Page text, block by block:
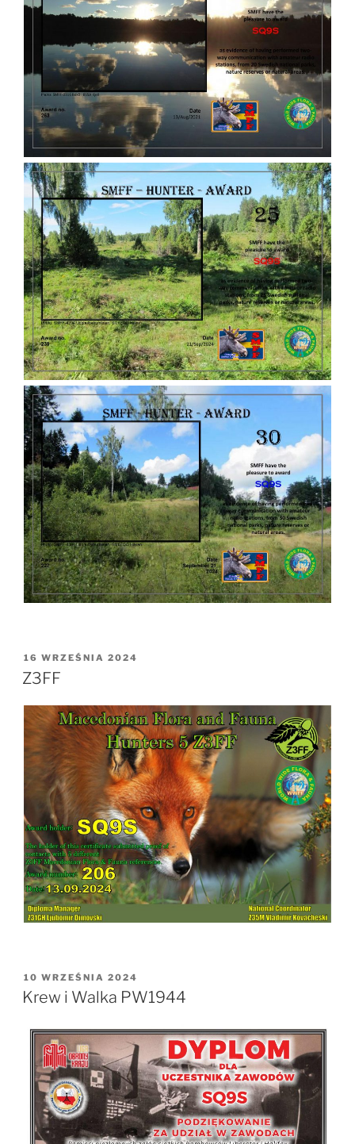
OPUBLIKOWANE
W
16 WRZEŚNIA 2024
Z3FF
OPUBLIKOWANE
W
10 WRZEŚNIA 2024
Krew i Walka PW1944